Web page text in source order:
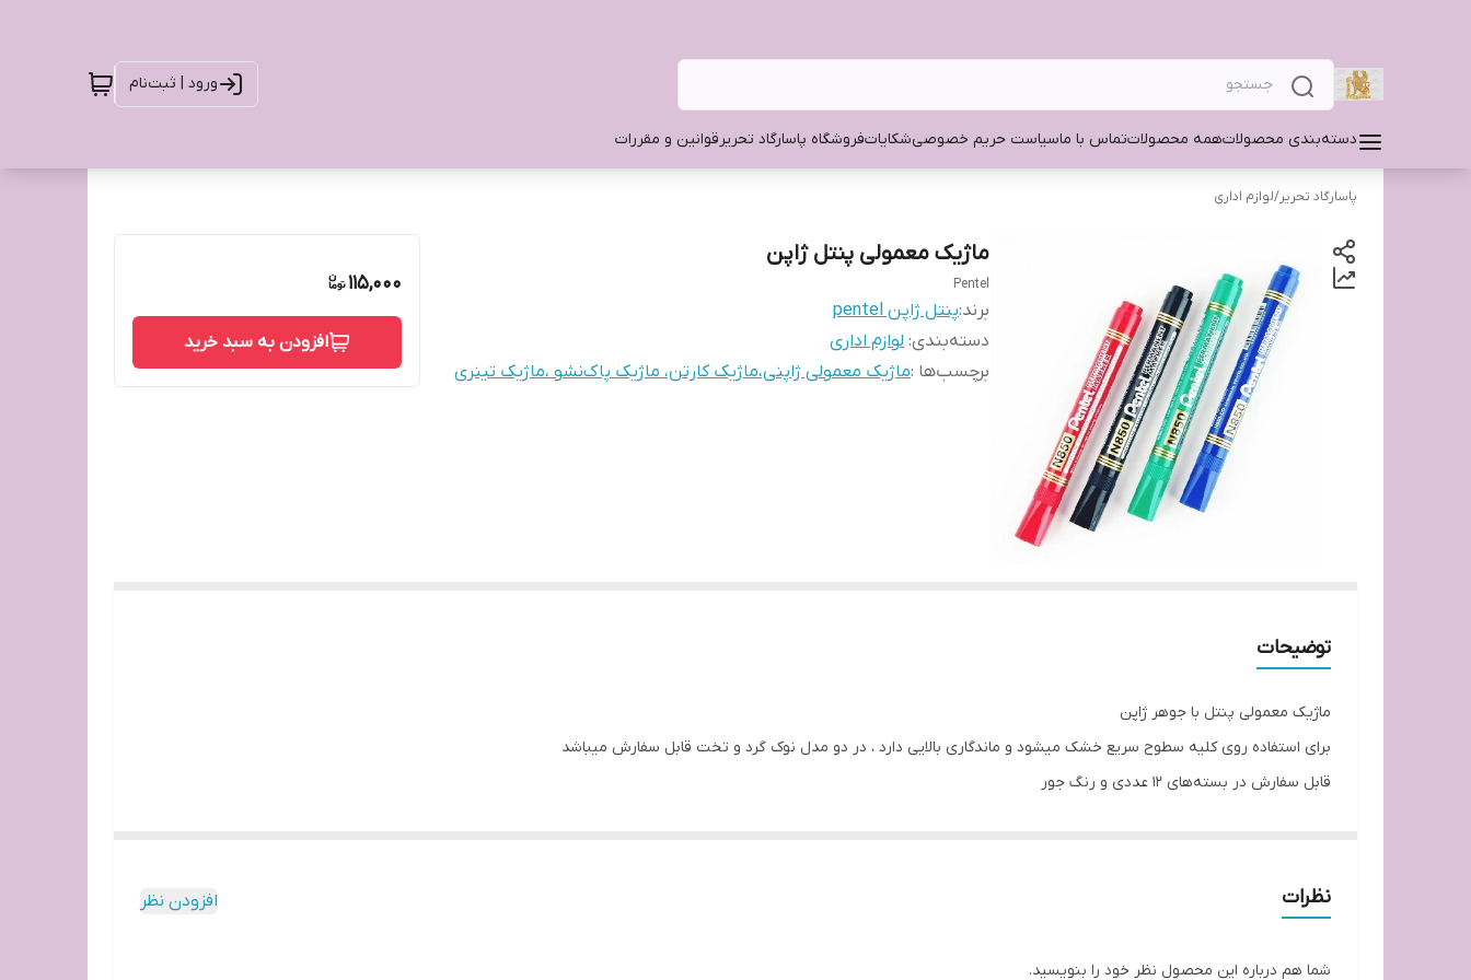
ورود | ثبت‌نام
دسته‌بندی محصولاتهمه محصولاتتماس با ماسیاست حریم خصوصیشکایاتفروشگاه پاسارگاد تحریرقوانین و مقررات
پاسارگاد تحریر/لوازم اداری
ماژیک معمولی پنتل ژاپن
Pentel
برند:پنتل ژاپن pentel
دسته‌بندی: لوازم اداری
برچسب‌ها :ماژیک معمولی ژاپنی،ماژیک کارتن، ماژیک پاک‌نشو ،ماژیک تینری
115,000
افزودن به سبد خرید
توضیحات
ماژیک معمولی پنتل با جوهر ژاپن
برای استفاده روی کلیه سطوح سریع خشک میشود و ماندگاری بالایی دارد ، در دو مدل نوک گرد و تخت قابل سفارش میباشد
قابل سفارش در بسته‌های 12 عددی و رنگ جور
نظرات افزودن نظر
شما هم درباره این محصول نظر خود را بنویسید.